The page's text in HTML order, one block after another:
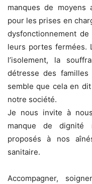
manques de moyens
pour les prises en
dysfonctionnement
leurs portes fermées.
l’isolement, la
détresse des familles
semble que cela en
notre société.
Je nous invite à
manque de dignité
proposés à nos
sanitaire.
Accompagner,